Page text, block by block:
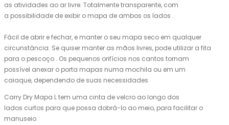
as atividades ao ar livre. Totalmentetransparente, com
a possibilidade de exibir o mapa de ambos os lados .
Fácil de abrir e fechar, e manter o seu mapa seco em qualquer
circunstância. Se quiser manter as mãos livres, pode utilizar a fita
para o pescoço . Os pequenos orifícios nos cantos tornam
possível anexar o porta mapas numa mochila ou em um
caiaque, dependendo de suas necessidades.
Carry Dry Mapa Ltem uma cinta develcro ao longo dos
lados curtos para que possa dobrá-lo ao meio, para facilitar o
manuseio.